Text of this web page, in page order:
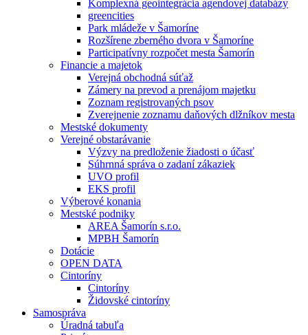
Komplexná geointegrácia agendovej databázy
greencities
Park mládeže v Šamoríne
Rozšírene zberného dvora v Šamoríne
Participatívny rozpočet mesta Šamorín
Financie a majetok
Verejná obchodná súťaž
Zámery na prevod a prenájom majetku
Zoznam registrovaných psov
Zverejnenie zoznamu daňových dlžníkov mesta
Mestské dokumenty
Verejné obstarávanie
Výzvy na predloženie žiadosti o účasť
Súhrnná správa o zadaní zákaziek
UVO profil
EKS profil
Výberové konania
Mestské podniky
AREA Šamorín s.r.o.
MPBH Šamorín
Dotácie
OPEN DATA
Cintoríny
Cintoríny
Židovské cintoríny
Samospráva
Úradná tabuľa